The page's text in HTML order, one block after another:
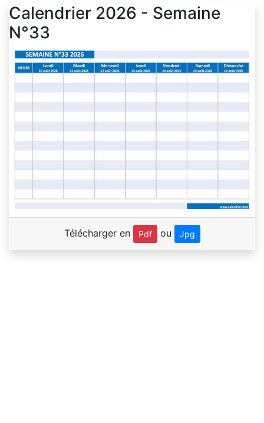
Calendrier 2026 - Semaine
N°33
Télécharger en Pdf ou Jpg